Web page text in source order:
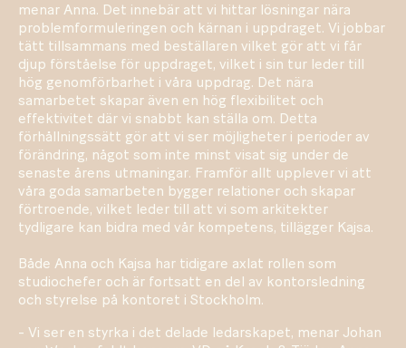
menar Anna. Det innebär att vi hittar lösningar nära
problemformuleringen och kärnan i uppdraget. Vi jobbar
tätt tillsammans med beställaren vilket gör att vi får
djup förståelse för uppdraget, vilket i sin tur leder till
hög genomförbarhet i våra uppdrag. Det nära
samarbetet skapar även en hög flexibilitet och
effektivitet där vi snabbt kan ställa om. Detta
förhållningssätt gör att vi ser möjligheter i perioder av
förändring, något som inte minst visat sig under de
senaste årens utmaningar. Framför allt upplever vi att
våra goda samarbeten bygger relationer och skapar
förtroende, vilket leder till att vi som arkitekter
tydligare kan bidra med vår kompetens, tillägger Kajsa.
Både Anna och Kajsa har tidigare axlat rollen som
studiochefer och är fortsatt en del av kontorsledning
och styrelse på kontoret i Stockholm.
- Vi ser en styrka i det delade ledarskapet, menar Johan